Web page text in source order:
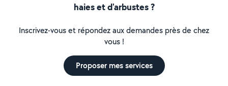
haies et d'arbustes ?
Inscrivez-vous et répondez aux demandes près de chez
vous !
Proposer mes services